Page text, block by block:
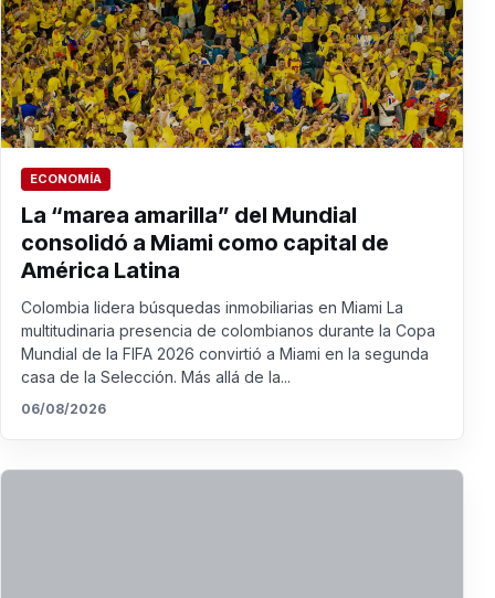
ECONOMÍA
La “marea amarilla” del Mundial
consolidó a Miami como capital de
América Latina
Colombia lidera búsquedas inmobiliarias en Miami La
multitudinaria presencia de colombianos durante la Copa
Mundial de la FIFA 2026 convirtió a Miami en la segunda
casa de la Selección. Más allá de la...
06/08/2026